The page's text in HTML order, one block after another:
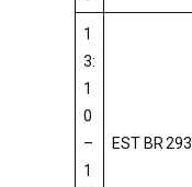
1
3:
1
0
–
1
EST BR 293